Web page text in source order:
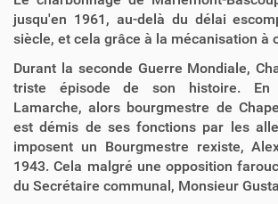
jusqu'en 1961, au-delà du délai
siècle, et cela grâce à la mécanisation à
Durant la seconde Guerre Mondiale,
triste épisode de son histoire. En
Lamarche, alors bourgmestre de
est démis de ses fonctions par les
imposent un Bourgmestre rexiste,
1943. Cela malgré une opposition
du Secrétaire communal, Monsieur